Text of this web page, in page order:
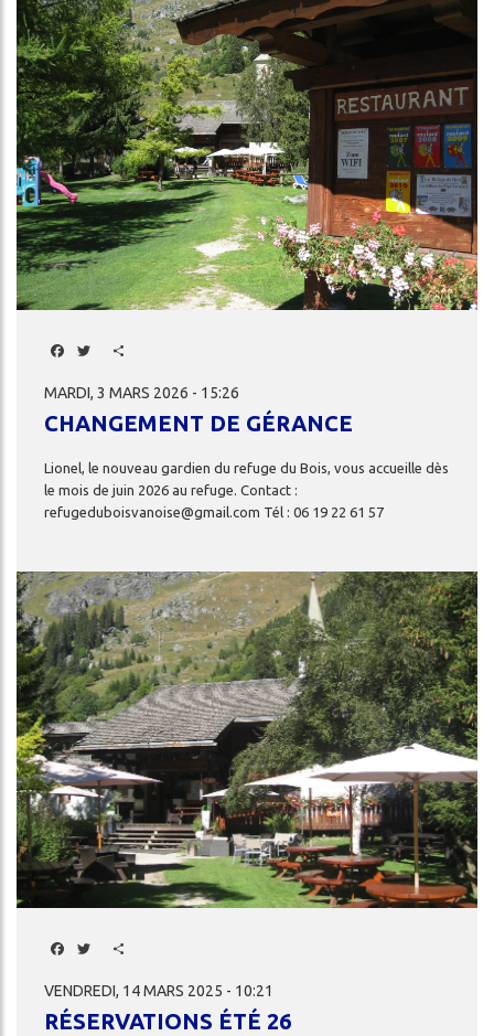
Facebook
Twitter
MARDI, 3 MARS 2026 - 15:26
CHANGEMENT DE GÉRANCE
Lionel, le nouveau gardien du refuge du Bois, vous accueille dès
le mois de juin 2026 au refuge. Contact :
refugeduboisvanoise@gmail.com Tél : 06 19 22 61 57
Image
Facebook
Twitter
VENDREDI, 14 MARS 2025 - 10:21
RÉSERVATIONS ÉTÉ 26